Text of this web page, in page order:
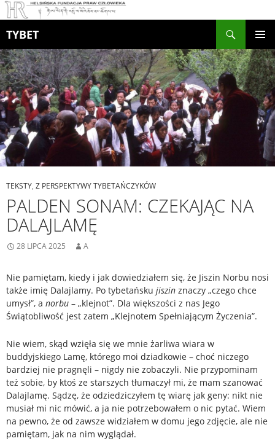
TYBET
MENU
DO
TREŚCI
TEKSTY, Z PERSPEKTYWY TYBETAŃCZYKÓW
PALDEN SONAM: CZEKAJĄC NA
DALAJLAMĘ
28 LIPCA 2025 A
Nie pamiętam, kiedy i jak dowiedziałem się, że Jiszin Norbu nosi
także imię Dalajlamy. Po tybetańsku jiszin znaczy „czego chce
umysł”, a norbu – „klejnot”. Dla większości z nas Jego
Świątobliwość jest zatem „Klejnotem Spełniającym Życzenia”.
Nie wiem, skąd wzięła się we mnie żarliwa wiara w
buddyjskiego Lamę, którego moi dziadkowie – choć niczego
bardziej nie pragnęli – nigdy nie zobaczyli. Nie przypominam
też sobie, by ktoś ze starszych tłumaczył mi, że mam szanować
Dalajlamę. Sądzę, że odziedziczyłem tę wiarę jak geny: nikt nie
musiał mi nic mówić, a ja nie potrzebowałem o nic pytać. Wiem
na pewno, że od zawsze widziałem w domu jego zdjęcie, ale nie
pamiętam, jak na nim wyglądał.